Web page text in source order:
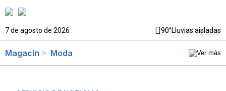
7 de agosto de 2026 90°Lluvias aisladas
Magacín Moda